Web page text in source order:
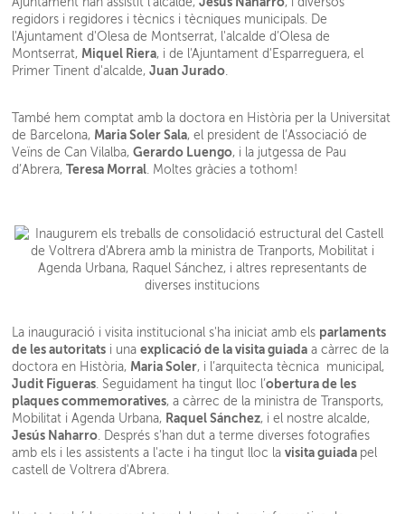
regidors i regidores i tècnics i tècniques municipals. De
l'Ajuntament d'Olesa de Montserrat, l'alcalde d’Olesa de
Montserrat, Miquel Riera, i de l'Ajuntament d'Esparreguera, el
Primer Tinent d'alcalde,Juan Jurado.
També hem comptat amb la doctora en Història per la Universitat
de Barcelona, Maria Soler Sala, el president de l’Associació de
Veïns de Can Vilalba,Gerardo Luengo, i la jutgessa de Pau
d’Abrera,Teresa Morral. Moltes gràcies a tothom!
La inauguració i visita institucional s'ha iniciat amb els parlaments
de les autoritats i unaexplicació de la visita guiada a càrrec de la
doctora en Història, Maria Soler, i l’arquitecta tècnica municipal,
Judit Figueras. Seguidament ha tingut lloc l’obertura de les
plaques commemoratives, a càrrec de la ministra de Transports,
Mobilitat i Agenda Urbana, Raquel Sánchez, i el nostre alcalde,
Jesús Naharro. Després s'han dut a terme diverses fotografies
amb els i les assistents a l'acte i ha tingut lloc lavisita guiada pel
castell de Voltrera d'Abrera.